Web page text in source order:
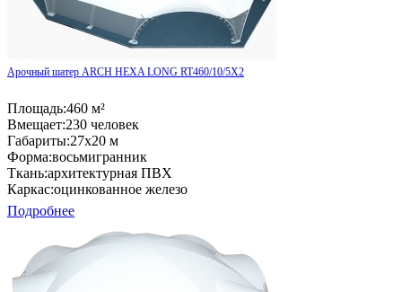
Арочный шатер ARCH HEXA LONG RT460/10/5X2
Площадь:460 м²
Вмещает:230 человек
Габариты:27x20 м
Форма:восьмигранник
Ткань:архитектурная ПВХ
Каркас:оцинкованное железо
Подробнее